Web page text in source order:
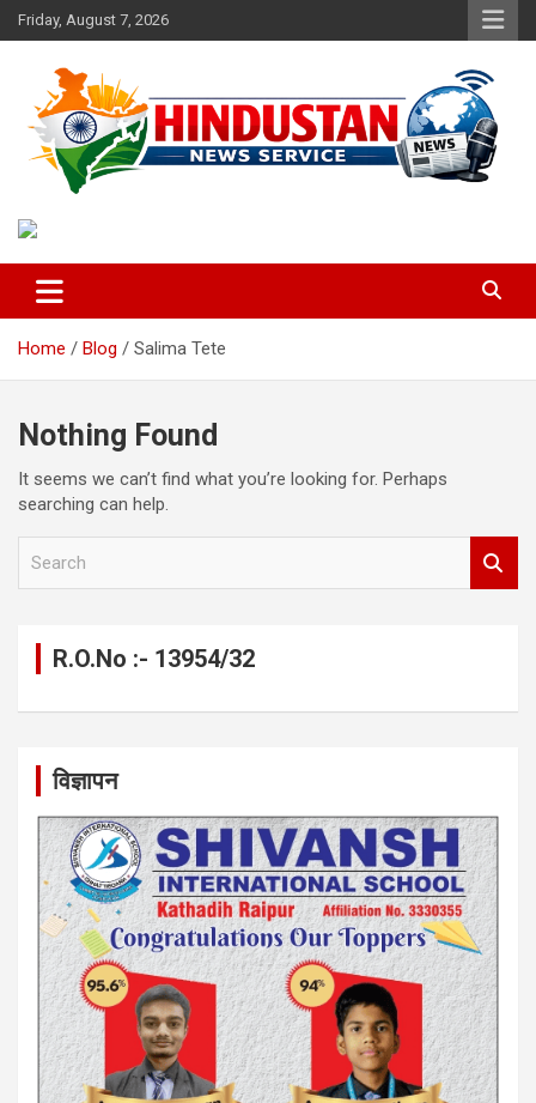
Skip
to
Friday, August 7, 2026
Hindustan News Service
Home Blog Salima Tete
Nothing Found
It seems we can’t find what you’re looking for. Perhaps
searching can help.
R.O.No :- 13954/32
विज्ञापन